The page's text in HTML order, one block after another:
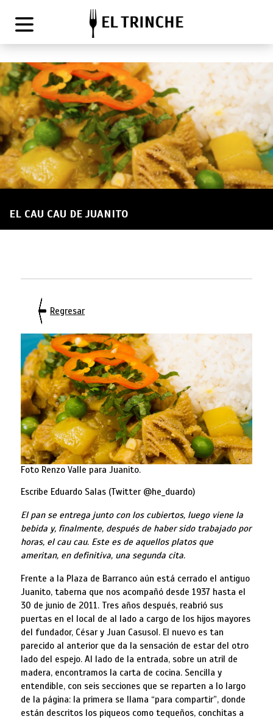
EL CAU CAU DE JUANITO
Regresar
Foto Renzo Valle para Juanito.
Escribe Eduardo Salas (Twitter @he_duardo)
El pan se entrega junto con los cubiertos, luego viene la
bebida y, finalmente, después de haber sido trabajado por
horas, el cau cau. Este es de aquellos platos que
ameritan, en definitiva, una segunda cita.
Frente a la Plaza de Barranco aún está cerrado el antiguo
Juanito, taberna que nos acompañó desde 1937 hasta el
30 de junio de 2011. Tres años después, reabrió sus
puertas en el local de al lado a cargo de los hijos mayores
del fundador, César y Juan Casusol. El nuevo es tan
parecido al anterior que da la sensación de estar del otro
lado del espejo. Al lado de la entrada, sobre un atril de
madera, encontramos la carta de cocina. Sencilla y
entendible, con seis secciones que se reparten a lo largo
de la página: la primera se llama “para compartir”, donde
están descritos los piqueos como tequeños, conchitas a